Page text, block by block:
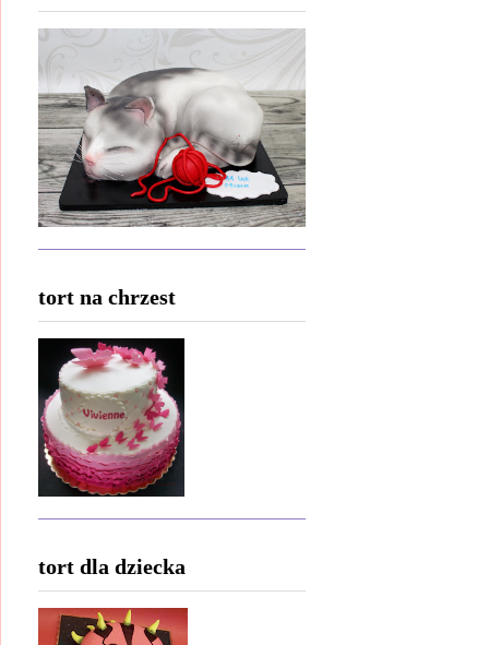
tort na chrzest
tort dla dziecka